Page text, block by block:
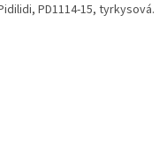
PD1114-15, tyrkysová.